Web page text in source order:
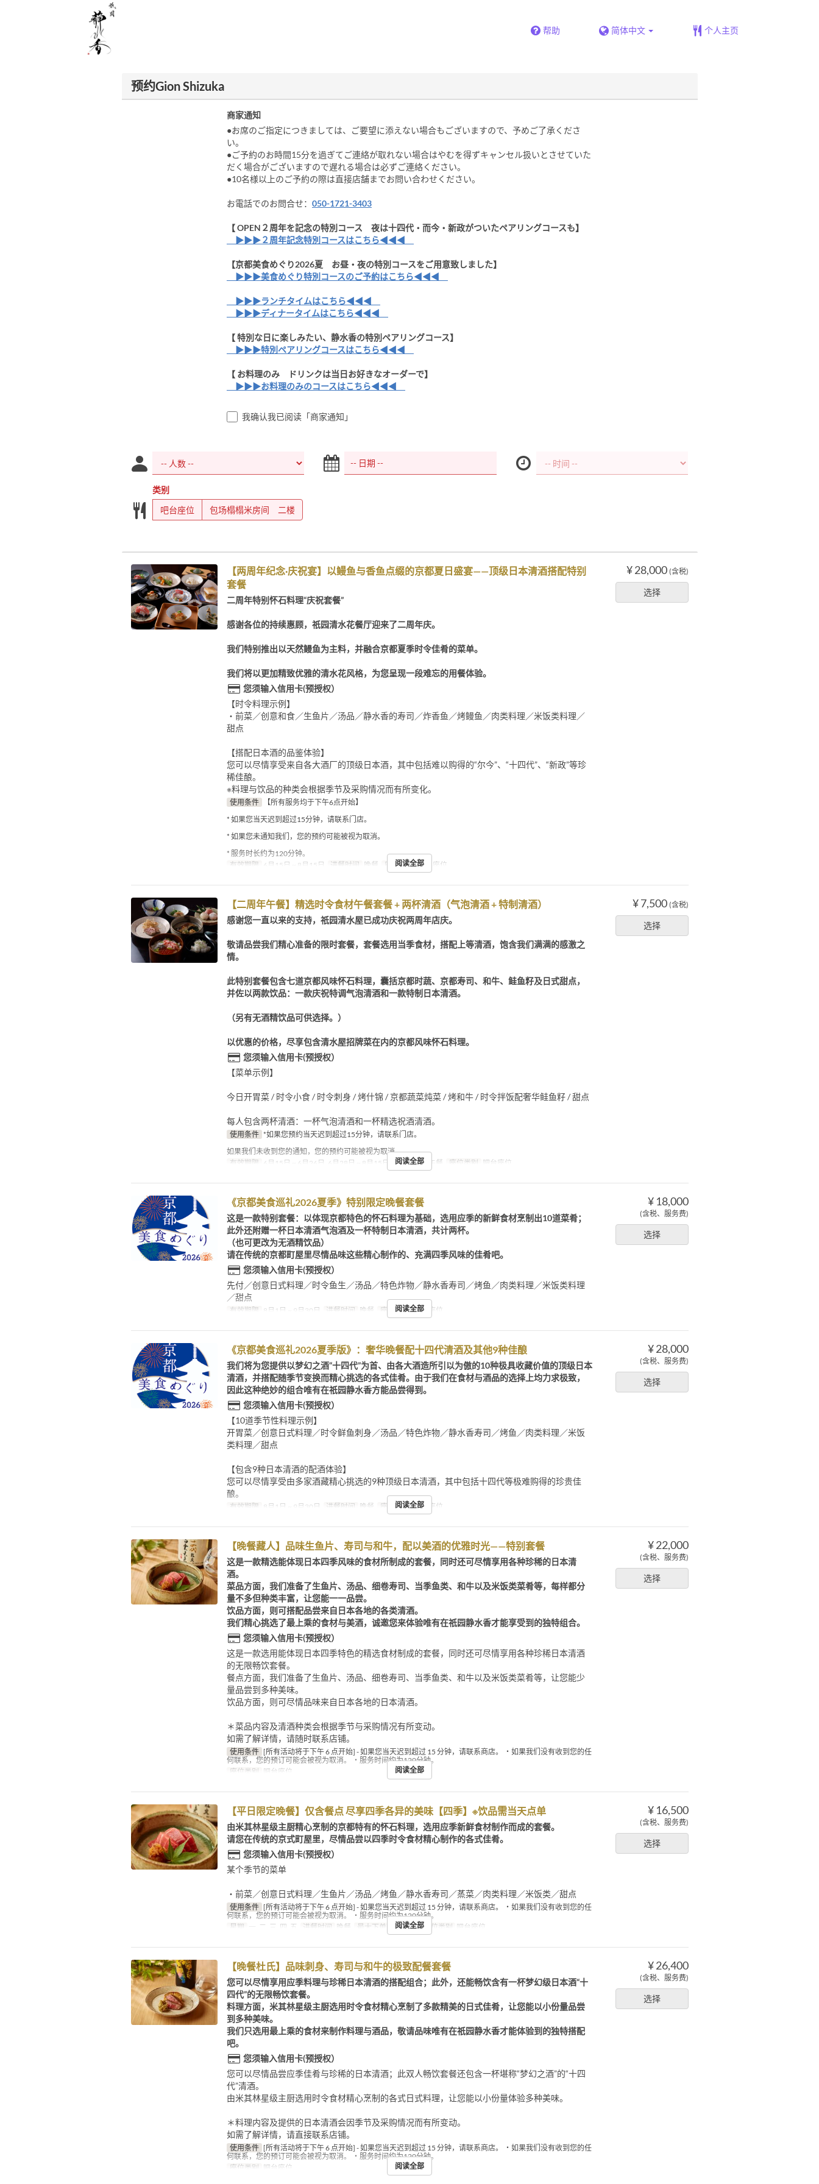
帮助 简体中文 个人主页
预约Gion Shizuka
商家通知
●お席のご指定につきましては、ご要望に添えない場合もございますので、予めご了承くださ
い。
●ご予約のお時間15分を過ぎてご連絡が取れない場合はやむを得ずキャンセル扱いとさせていた
だく場合がございますので遅れる場合は必ずご連絡ください。
●10名様以上のご予約の際は直接店舗までお問い合わせください。
お電話でのお問合せ： 050-1721-3403
【 OPEN２周年を記念の特別コース 夜は十四代・而今・新政がついたペアリングコースも】
▶▶▶２周年記念特別コースはこちら◀◀◀
【京都美食めぐり2026夏 お昼・夜の特別コースをご用意致しました】
▶▶▶美食めぐり特別コースのご予約はこちら◀◀◀
▶▶▶ランチタイムはこちら◀◀◀
▶▶▶ディナータイムはこちら◀◀◀
【 特別な日に楽しみたい、静水香の特別ペアリングコース】
▶▶▶特別ペアリングコースはこちら◀◀◀
【 お料理のみ ドリンクは当日お好きなオーダーで】
▶▶▶お料理のみのコースはこちら◀◀◀
我确认我已阅读「商家通知」
类别
吧台座位
包场榻榻米房间 二楼
¥ 28,000 (含税)
选择
【两周年纪念·庆祝宴】以鳗鱼与香鱼点缀的京都夏日盛宴——顶级日本清酒搭配特别
套餐
二周年特别怀石料理“庆祝套餐”
感谢各位的持续惠顾，祇园清水花餐厅迎来了二周年庆。
我们特别推出以天然鳗鱼为主料，并融合京都夏季时令佳肴的菜单。
我们将以更加精致优雅的清水花风格，为您呈现一段难忘的用餐体验。
您须输入信用卡(预授权）
【时令料理示例】
・前菜／创意和食／生鱼片／汤品／静水香的寿司／炸香鱼／烤鳗鱼／肉类料理／米饭类料理／
甜点
【搭配日本酒的品鉴体验】
您可以尽情享受来自各大酒厂的顶级日本酒，其中包括难以购得的“尔今”、“十四代”、“新政”等珍
稀佳酿。
※料理与饮品的种类会根据季节及采购情况而有所变化。
使用条件
【所有服务均于下午6点开始】
* 如果您当天迟到超过15分钟，请联系门店。
* 如果您未通知我们，您的预约可能被视为取消。
* 服务时长约为120分钟。
有效期限
6月15日 ~ 8月15日 进餐时间 晚餐 座位类别 吧台座位
阅读全部
¥ 7,500 (含税)
选择
【二周年午餐】精选时令食材午餐套餐 + 两杯清酒（气泡清酒 + 特制清酒）
感谢您一直以来的支持，祇园清水屋已成功庆祝两周年店庆。
敬请品尝我们精心准备的限时套餐，套餐选用当季食材，搭配上等清酒，饱含我们满满的感激之
情。
此特别套餐包含七道京都风味怀石料理，囊括京都时蔬、京都寿司、和牛、鲑鱼籽及日式甜点，
并佐以两款饮品：一款庆祝特调气泡清酒和一款特制日本清酒。
（另有无酒精饮品可供选择。）
以优惠的价格，尽享包含清水屋招牌菜在内的京都风味怀石料理。
您须输入信用卡(预授权）
【菜单示例】
今日开胃菜 / 时令小食 / 时令刺身 / 烤什锦 / 京都蔬菜炖菜 / 烤和牛 / 时令拌饭配奢华鲑鱼籽 / 甜点
每人包含两杯清酒：一杯气泡清酒和一杯精选祝酒清酒。
使用条件 *如果您预约当天迟到超过15分钟，请联系门店。
如果我们未收到您的通知，您的预约可能被视为取消。
有效期限
6月15日 ~ 6月26日, 6月28日 ~ 8月15日 进餐时间 午餐 座位类别 吧台座位
阅读全部
¥ 18,000
(含税、服务费)
选择
《京都美食巡礼2026夏季》特别限定晚餐套餐
这是一款特别套餐：以体现京都特色的怀石料理为基础，选用应季的新鲜食材烹制出10道菜肴；
此外还附赠一杯日本清酒气泡酒及一杯特制日本清酒，共计两杯。
（也可更改为无酒精饮品）
请在传统的京都町屋里尽情品味这些精心制作的、充满四季风味的佳肴吧。
您须输入信用卡(预授权）
先付／创意日式料理／时令鱼生／汤品／特色炸物／静水香寿司／烤鱼／肉类料理／米饭类料理
／甜点
有效期限 8月1日 ~ 9月30日 进餐时间 晚餐 座位类别 吧台座位
阅读全部
¥ 28,000
(含税、服务费)
选择
《京都美食巡礼2026夏季版》：奢华晚餐配十四代清酒及其他9种佳酿
我们将为您提供以梦幻之酒“十四代”为首、由各大酒造所引以为傲的10种极具收藏价值的顶级日本
清酒，并搭配随季节变换而精心挑选的各式佳肴。由于我们在食材与酒品的选择上均力求极致，
因此这种绝妙的组合唯有在祇园静水香方能品尝得到。
您须输入信用卡(预授权）
【10道季节性料理示例】
开胃菜／创意日式料理／时令鲜鱼刺身／汤品／特色炸物／静水香寿司／烤鱼／肉类料理／米饭
类料理／甜点
【包含9种日本清酒的配酒体验】
您可以尽情享受由多家酒藏精心挑选的9种顶级日本清酒，其中包括十四代等极难购得的珍贵佳
酿。
有效期限 8月1日 ~ 9月30日 进餐时间 晚餐 座位类别 吧台座位
阅读全部
¥ 22,000
(含税、服务费)
选择
【晚餐藏人】品味生鱼片、寿司与和牛，配以美酒的优雅时光——特别套餐
这是一款精选能体现日本四季风味的食材所制成的套餐，同时还可尽情享用各种珍稀的日本清
酒。
菜品方面，我们准备了生鱼片、汤品、细卷寿司、当季鱼类、和牛以及米饭类菜肴等，每样都分
量不多但种类丰富，让您能一一品尝。
饮品方面，则可搭配品尝来自日本各地的各类清酒。
我们精心挑选了最上乘的食材与美酒，诚邀您来体验唯有在祇园静水香才能享受到的独特组合。
您须输入信用卡(预授权）
这是一款选用能体现日本四季特色的精选食材制成的套餐，同时还可尽情享用各种珍稀日本清酒
的无限畅饮套餐。
餐点方面，我们准备了生鱼片、汤品、细卷寿司、当季鱼类、和牛以及米饭类菜肴等，让您能少
量品尝到多种美味。
饮品方面，则可尽情品味来自日本各地的日本清酒。
＊菜品内容及清酒种类会根据季节与采购情况有所变动。
如需了解详情，请随时联系店铺。
使用条件 [所有活动将于下午 6 点开始] - 如果您当天迟到超过 15 分钟，请联系商店。 ・如果我们没有收到您的任
何联系，您的预订可能会被视为取消。 ・服务时间约为120分钟。
座位类别 吧台座位 阅读全部
¥ 16,500
(含税、服务费)
选择
【平日限定晚餐】仅含餐点 尽享四季各异的美味【四季】※饮品需当天点单
由米其林星级主厨精心烹制的京都特有的怀石料理，选用应季新鲜食材制作而成的套餐。
请您在传统的京式町屋里，尽情品尝以四季时令食材精心制作的各式佳肴。
您须输入信用卡(预授权）
某个季节的菜单
・前菜／创意日式料理／生鱼片／汤品／烤鱼／静水香寿司／蒸菜／肉类料理／米饭类／甜点
使用条件 [所有活动将于下午 6 点开始] - 如果您当天迟到超过 15 分钟，请联系商店。 ・如果我们没有收到您的任
何联系，您的预订可能会被视为取消。 ・服务时间约为120分钟。
星期
一, 二, 三, 四, 五 进餐时间 晚餐 最大下单数 1 ~ 10 座位类别 吧台座位
阅读全部
¥ 26,400
(含税、服务费)
选择
【晚餐杜氏】品味刺身、寿司与和牛的极致配餐套餐
您可以尽情享用应季料理与珍稀日本清酒的搭配组合；此外，还能畅饮含有一杯梦幻级日本酒“十
四代”的无限畅饮套餐。
料理方面，米其林星级主厨选用时令食材精心烹制了多款精美的日式佳肴，让您能以小份量品尝
到多种美味。
我们只选用最上乘的食材来制作料理与酒品，敬请品味唯有在祇园静水香才能体验到的独特搭配
吧。
您须输入信用卡(预授权）
您可以尽情品尝应季佳肴与珍稀的日本清酒；此双人畅饮套餐还包含一杯堪称“梦幻之酒”的“十四
代”清酒。
由米其林星级主厨选用时令食材精心烹制的各式日式料理，让您能以小份量体验多种美味。
＊料理内容及提供的日本清酒会因季节及采购情况而有所变动。
如需了解详情，请直接联系店铺。
使用条件 [所有活动将于下午 6 点开始] - 如果您当天迟到超过 15 分钟，请联系商店。 ・如果我们没有收到您的任
何联系，您的预订可能会被视为取消。 ・服务时间约为120分钟。
座位类别 吧台座位 阅读全部